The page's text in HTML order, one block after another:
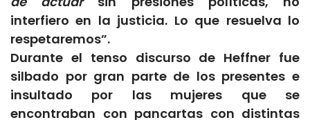
interfiero en la justicia. Lo que resuelva lo
respetaremos”.
Durante el tenso discurso de Heffner fue
silbado por gran parte de los presentes e
insultado por las mujeres que se
encontraban con pancartas con distintas